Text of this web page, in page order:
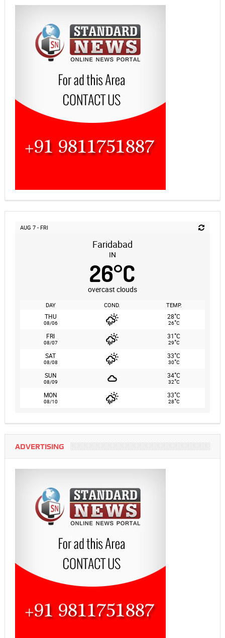
AUG 7 - FRI
Faridabad
IN
26°C
overcast clouds
DAY COND. TEMP.
THU
08/06
28°C
26°C
FRI
08/07
31°C
29°C
SAT
08/08
33°C
30°C
SUN
08/09
34°C
32°C
MON
08/10
33°C
28°C
ADVERTISING